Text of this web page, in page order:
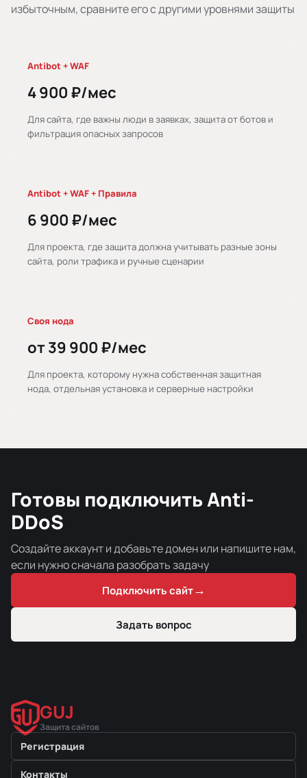
избыточным, сравните его с другими уровнями защиты
Antibot + WAF
4 900 ₽/мес
Для сайта, где важны люди в заявках, защита от ботов и
фильтрация опасных запросов
Antibot + WAF + Правила
6 900 ₽/мес
Для проекта, где защита должна учитывать разные зоны
сайта, роли трафика и ручные сценарии
Своя нода
от 39 900 ₽/мес
Для проекта, которому нужна собственная защитная
нода, отдельная установка и серверные настройки
Готовы подключить Anti-
DDoS
Создайте аккаунт и добавьте домен или напишите нам,
если нужно сначала разобрать задачу
Подключить сайт→
Задать вопрос
GUJ
Защита сайтов
Регистрация
Контакты